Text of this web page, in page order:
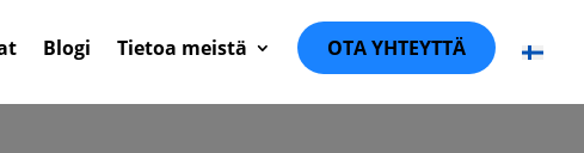
Blogi Tietoa meistä OTA YHTEYTTÄ